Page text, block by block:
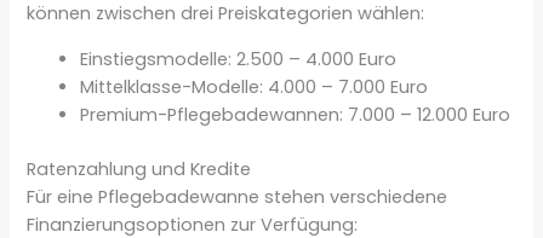
können zwischen drei Preiskategorien wählen:
Einstiegsmodelle: 2.500 – 4.000 Euro
Mittelklasse-Modelle: 4.000 – 7.000 Euro
Premium-Pflegebadewannen: 7.000 – 12.000 Euro
Ratenzahlung und Kredite
Für eine Pflegebadewanne stehen verschiedene
Finanzierungsoptionen zur Verfügung: